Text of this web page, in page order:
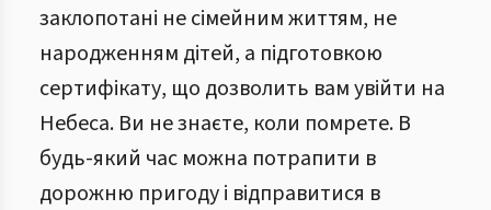
заклопотані не сімейним життям, не
народженням дітей, а підготовкою
сертифікату, що дозволить вам увійти на
Небеса. Ви не знаєте, коли помрете. В
будь-який час можна потрапити в
дорожню пригоду і відправитися в